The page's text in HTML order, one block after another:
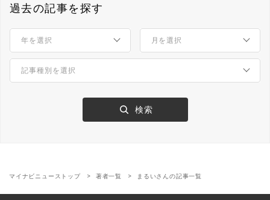
過去の記事を探す
マイナビニューストップ 著者一覧 まるいさんの記事一覧